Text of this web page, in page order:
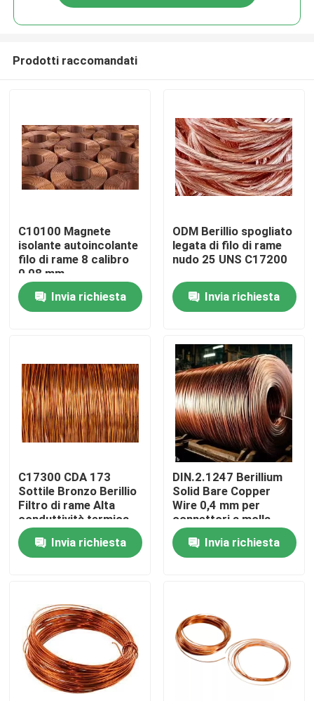
Casa
Contatti
Prodotti
Video
Lamiera sottile di acciaio inossidabile
Tubo metallico in acciaio inossidabile
Bobina dello strato di acciaio inossidabile
Barre in acciaio inossidabile
Piastra di acciaio inossidabile
Prodotti raccomandati
C10100 Magnete
isolante autoincolante
filo di rame 8 calibro
0,08 mm
Invia richiesta
ODM Berillio spogliato
legata di filo di rame
nudo 25 UNS C17200
Invia richiesta
C17300 CDA 173
Sottile Bronzo Berillio
Filtro di rame Alta
conduttività termica
Invia richiesta
DIN.2.1247 Berillium
Solid Bare Copper
Wire 0,4 mm per
connettori a molla
Invia richiesta